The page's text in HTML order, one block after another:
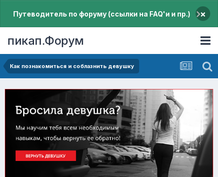
Путеводитель по форуму (ссылки на FAQ'и и пр.) ×
пикап.Форум
Как познакомиться и соблазнить девушку